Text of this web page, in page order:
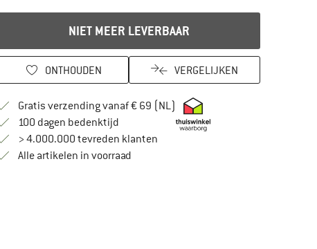
NIET MEER LEVERBAAR
ONTHOUDEN VERGELIJKEN
Gratis verzending vanaf € 69 (NL) Vind hier de
100 dagen bedenktijdVind de betalingsinformatie hier! Opent in
> 4.000.000 tevreden klanten
Alle artikelen in voorraad